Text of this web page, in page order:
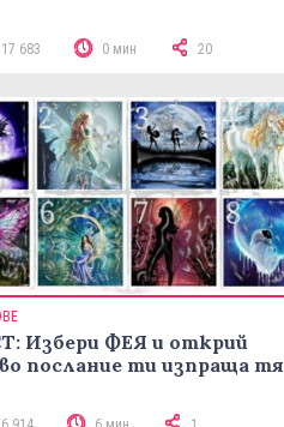
683 0 мин 20
Избери ФЕЯ и открий
послание ти изпраща тя